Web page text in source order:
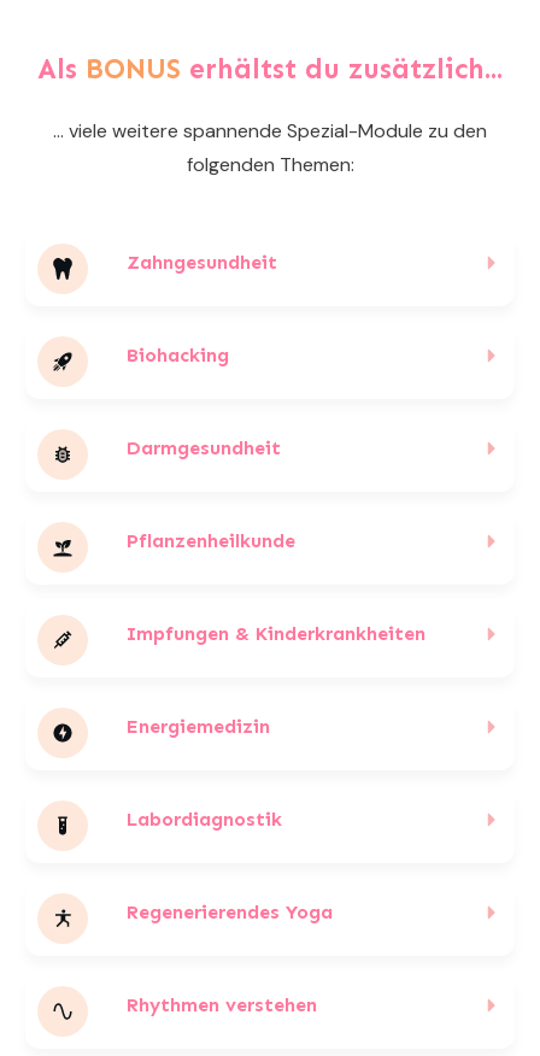
Als BONUS erhältst du zusätzlich...
... viele weitere spannende Spezial-Module zu den
folgenden Themen:
Zahngesundheit
Biohacking
Darmgesundheit
Pflanzenheilkunde
Impfungen & Kinderkrankheiten
Energiemedizin
Labordiagnostik
Regenerierendes Yoga
Rhythmen verstehen